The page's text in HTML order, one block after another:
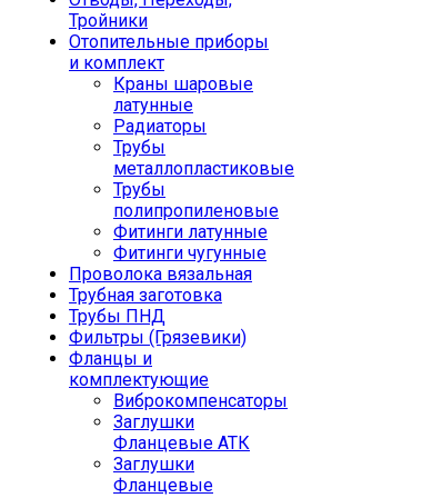
Тройники
Отопительные приборы
и комплект
Краны шаровые
латунные
Радиаторы
Трубы
металлопластиковые
Трубы
полипропиленовые
Фитинги латунные
Фитинги чугунные
Проволока вязальная
Трубная заготовка
Трубы ПНД
Фильтры (Грязевики)
Фланцы и
комплектующие
Виброкомпенсаторы
Заглушки
Фланцевые АТК
Заглушки
Фланцевые